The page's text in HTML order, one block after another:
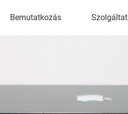
Bemutatkozás